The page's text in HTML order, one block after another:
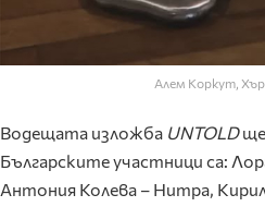
Алем Коркут,
Водещата изложба UNTOLDще
Българските участници са:
Антония Колева – Нитра,